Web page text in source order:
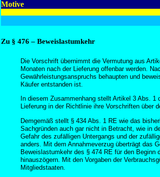
Motive
Zu § 476 – Beweislastumkehr
Die Vorschrift übernimmt die Vermutung aus
Monaten nach der Lieferung offenbar werden.
Gewährleistungsanspruchs behaupten und
Käufer entstanden ist.
In diesem Zusammenhang stellt Artikel 3 Abs.
Lieferung in der Richtlinie ihre Vorschriften über
Demgemäß stellt § 434 Abs. 1 RE wie das
Sachgründen auch gar nicht in Betracht, wie in
Gefahr des zufälligen Untergangs und der
anders. Mit dem Annahmeverzug überträgt das
Beweislastumkehr des § 474 RE für den
hinauszögern. Mit den Vorgaben der
Mitgliedstaaten.